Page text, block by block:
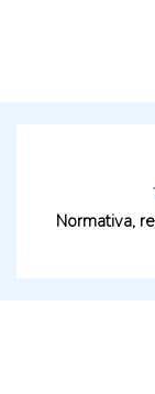
Normativa,